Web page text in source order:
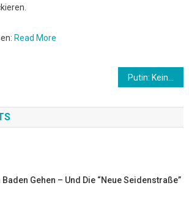
Read More
Gehen – Und Die “Neue Seidenstraße”